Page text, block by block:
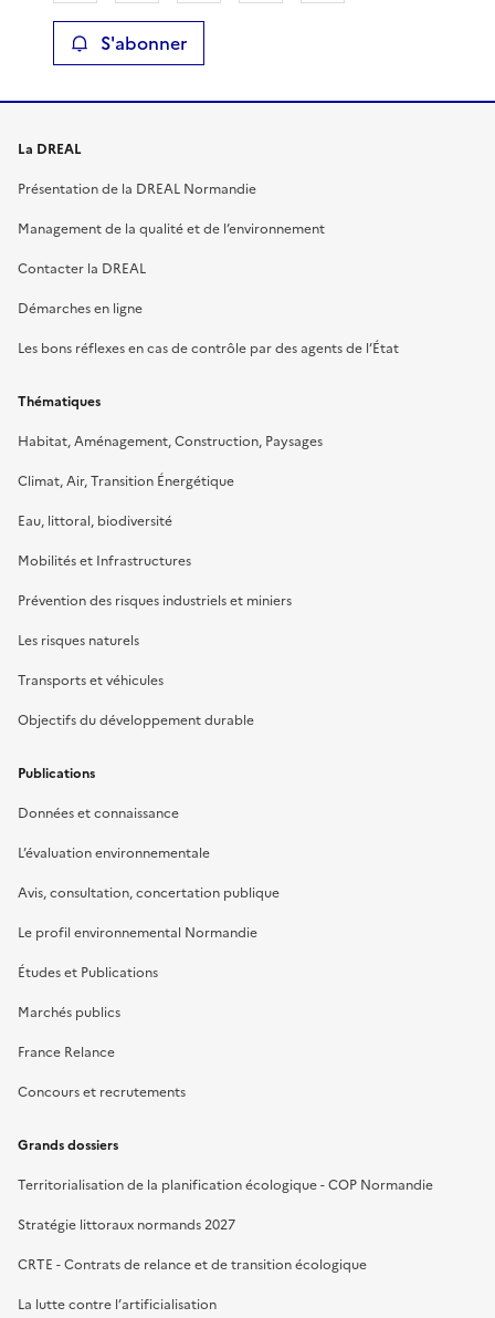
S'abonner
La DREAL
Présentation de la DREAL Normandie
Management de la qualité et de l’environnement
Contacter la DREAL
Démarches en ligne
Les bons réflexes en cas de contrôle par des agents de l’État
Thématiques
Habitat, Aménagement, Construction, Paysages
Climat, Air, Transition Énergétique
Eau, littoral, biodiversité
Mobilités et Infrastructures
Prévention des risques industriels et miniers
Les risques naturels
Transports et véhicules
Objectifs du développement durable
Publications
Données et connaissance
L’évaluation environnementale
Avis, consultation, concertation publique
Le profil environnemental Normandie
Études et Publications
Marchés publics
France Relance
Concours et recrutements
Grands dossiers
Territorialisation de la planification écologique - COP Normandie
Stratégie littoraux normands 2027
CRTE - Contrats de relance et de transition écologique
La lutte contre l’artificialisation